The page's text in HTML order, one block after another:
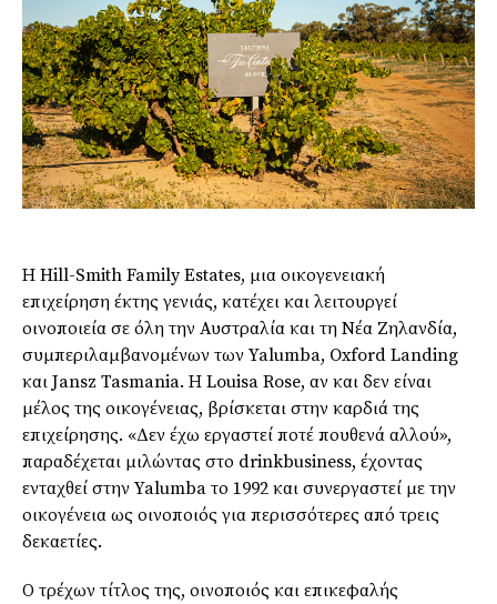
Η Hill-Smith Family Estates, μια οικογενειακή
επιχείρηση έκτης γενιάς, κατέχει και λειτουργεί
οινοποιεία σε όλη την Αυστραλία και τη Νέα Ζηλανδία,
συμπεριλαμβανομένων των Yalumba, Oxford Landing
και Jansz Tasmania. Η Louisa Rose, αν και δεν είναι
μέλος της οικογένειας, βρίσκεται στην καρδιά της
επιχείρησης. «Δεν έχω εργαστεί ποτέ πουθενά αλλού»,
παραδέχεται μιλώντας στο drinkbusiness, έχοντας
ενταχθεί στην Yalumba το 1992 και συνεργαστεί με την
οικογένεια ως οινοποιός για περισσότερες από τρεις
δεκαετίες.
Ο τρέχων τίτλος της, οινοποιός και επικεφαλής